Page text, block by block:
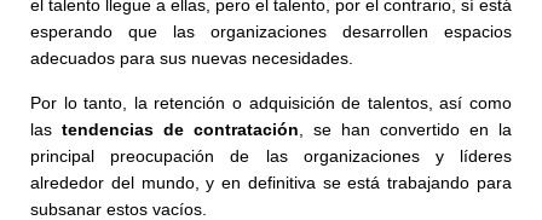
el talento llegue a ellas, pero el talento, por el contrario, sí está
esperando que las organizaciones desarrollen espacios
adecuados para sus nuevas necesidades.
Por lo tanto, la retención o adquisición de talentos, así como
las tendencias de contratación , se han convertido en la
principal preocupación de las organizaciones y líderes
alrededor del mundo, y en definitiva se está trabajando para
subsanar estos vacíos.